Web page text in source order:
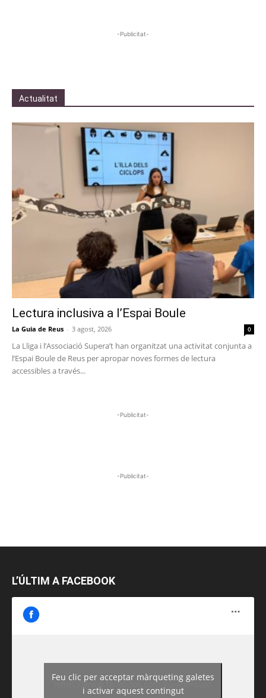
-Publicitat-
Actualitat
Lectura inclusiva a l’Espai Boule
La Guia de Reus - 3 agost, 2026 0
La Lliga i l’Associació Supera’t han organitzat una activitat conjunta a
l’Espai Boule de Reus per apropar noves formes de lectura
accessibles a través...
-Publicitat-
-Publicitat-
L’ÚLTIM A FACEBOOK
https://www.facebook.com/guiadereus/
Feu clic per acceptar màrqueting galetes
i activar aquest contingut